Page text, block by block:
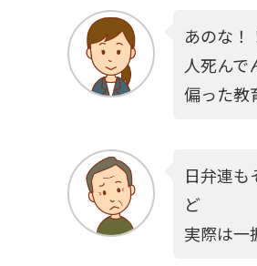
あのな！
人死んで
偏った教
日弁連
ど
実際は一